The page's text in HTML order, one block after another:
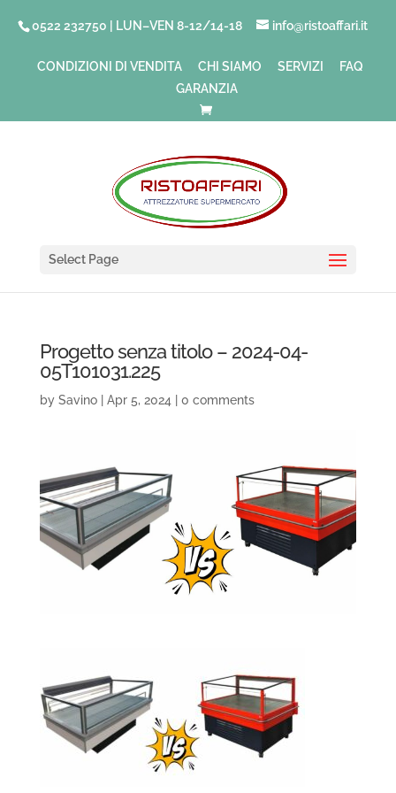
0522 232750 | LUN–VEN 8-12/14-18 info@ristoaffari.it
CONDIZIONI DI VENDITA CHI SIAMO SERVIZI
FAQ
GARANZIA
Select Page
Progetto senza titolo – 2024-04-
05T101031.225
by Savino| Apr 5, 2024 0 comments